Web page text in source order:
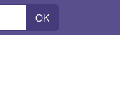
OK